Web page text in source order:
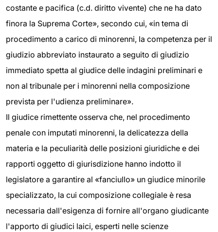
costante e pacifica (c.d. diritto vivente) che ne ha dato
finora la Suprema Corte», secondo cui, «in tema di
procedimento a carico di minorenni, la competenza per il
giudizio abbreviato instaurato a seguito di giudizio
immediato spetta al giudice delle indagini preliminari e
non al tribunale per i minorenni nella composizione
prevista per l'udienza preliminare».
Il giudice rimettente osserva che, nel procedimento
penale con imputati minorenni, la delicatezza della
materia e la peculiarità delle posizioni giuridiche e dei
rapporti oggetto di giurisdizione hanno indotto il
legislatore a garantire al «fanciullo» un giudice minorile
specializzato, la cui composizione collegiale è resa
necessaria dall'esigenza di fornire all'organo giudicante
l'apporto di giudici laici, esperti nelle scienze